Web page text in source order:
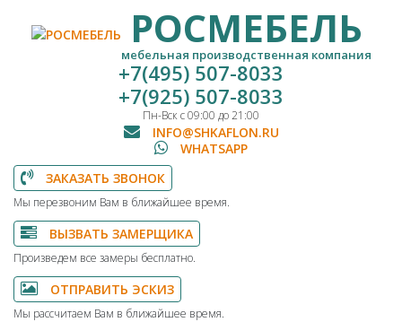
РОСМЕБЕЛЬ
мебельная производственная компания
+7(495) 507-8033
+7(925) 507-8033
Пн-Вск с 09:00 до 21:00
INFO@SHKAFLON.RU
WHATSAPP
ЗАКАЗАТЬ ЗВОНОК
Мы перезвоним Вам в ближайшее время.
ВЫЗВАТЬ ЗАМЕРЩИКА
Произведем все замеры бесплатно.
ОТПРАВИТЬ ЭСКИЗ
Мы рассчитаем Вам в ближайшее время.